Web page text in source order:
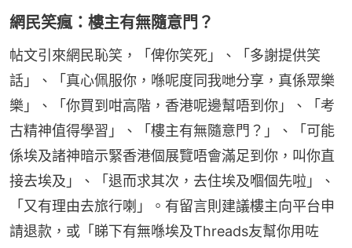
網民笑瘋：樓主有無隨意門？
帖文引來網民恥笑，「俾你笑死」、「多謝提供笑
話」、「真心佩服你，喺呢度同我哋分享，真係眾樂
樂」、「你買到咁高階，香港呢邊幫唔到你」、「考
古精神值得學習」、「樓主有無隨意門？」、「可能
係埃及諸神暗示緊香港個展覽唔會滿足到你，叫你直
接去埃及」、「退而求其次，去住埃及嗰個先啦」、
「又有理由去旅行喇」。有留言則建議樓主向平台申
請退款，或「睇下有無喺埃及Threads友幫你用咗